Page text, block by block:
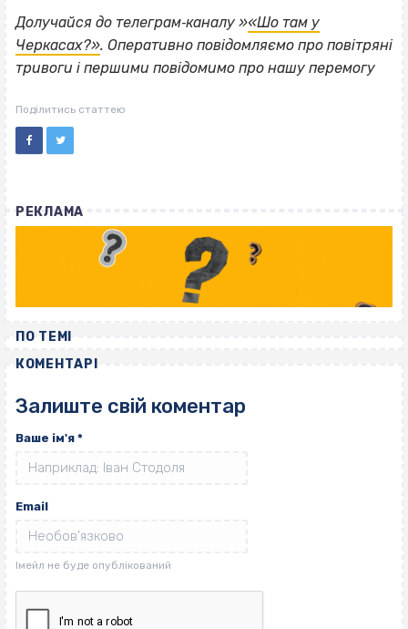
Долучайся до телеграм‐каналу »«Шо там у
Черкасах?». Оперативно повідомляємо про повітряні
тривоги і першими повідомимо про нашу перемогу
Поділитись статтею
РЕКЛАМА
ПО ТЕМІ
КОМЕНТАРІ
Залиште свій коментар
Ваше ім'я *
Email